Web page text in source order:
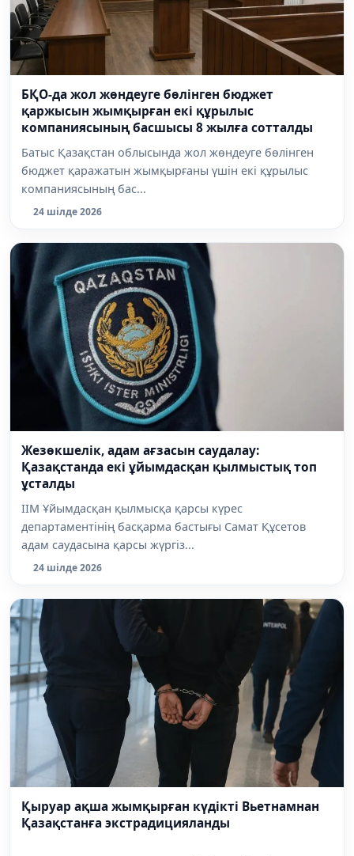
БҚО-да жол жөндеуге бөлінген бюджет
қаржысын жымқырған екі құрылыс
компаниясының басшысы 8 жылға сотталды
Батыс Қазақстан облысында жол жөндеуге бөлінген
бюджет қаражатын жымқырғаны үшін екі құрылыс
компаниясының бас...
24 шілде 2026
Жезөкшелік, адам ағзасын саудалау:
Қазақстанда екі ұйымдасқан қылмыстық топ
ұсталды
ІІМ Ұйымдасқан қылмысқа қарсы күрес
департаментінің басқарма бастығы Самат Құсетов
адам саудасына қарсы жүргіз...
24 шілде 2026
Қыруар ақша жымқырған күдікті Вьетнамнан
Қазақстанға экстрадицияланды